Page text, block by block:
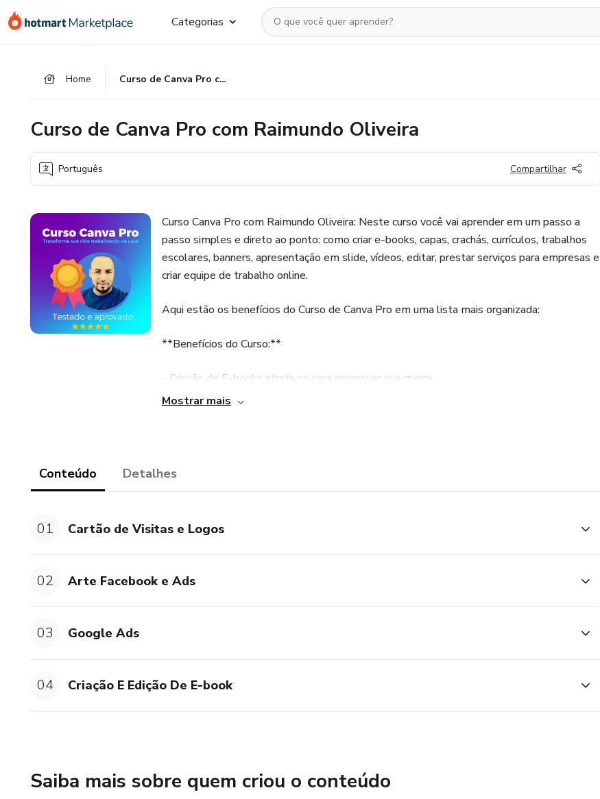
para
para
para
Categorias
Home Curso de Canva Pro com Raimundo Oliveira
Curso de Canva Pro com Raimundo Oliveira
Português Compartilhar
Curso Canva Pro com Raimundo Oliveira: Neste curso você vai aprender em um passo a
passo simples e direto ao ponto: como criar e-books, capas, crachás, currículos, trabalhos
escolares, banners, apresentação em slide, vídeos, editar, prestar serviços para empresas e
criar equipe de trabalho online.
Aqui estão os benefícios do Curso de Canva Pro em uma lista mais organizada:
**Benefícios do Curso:**
- Criação de E-books atrativos para promover sua marca.
- Apresentações em slide profissionais que impressionam o público.
apresentação de ideias.
Canva.
- Criação de logotipos personalizados que destacam sua marca.
- Domínio da arte da publicidade online com tutoriais detalhados sobre o Google Ads.
Mostrar mais
Conteúdo Detalhes
01 Cartão de Visitas e Logos
02 Arte Facebook e Ads
03 Google Ads
04 Criação E Edição De E-book
Saiba mais sobre quem criou o conteúdo